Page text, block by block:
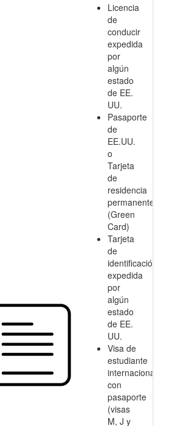
Licencia
de
conducir
expedida
por
algún
estado
de EE.
UU.
Pasaporte
de
EE.UU.
o
Tarjeta
de
residencia
permanente
(Green
Card)
Tarjeta
de
identificación
expedida
por
algún
estado
de EE.
UU.
Visa de
estudiante
internacional
con
pasaporte
(visas
M, J y